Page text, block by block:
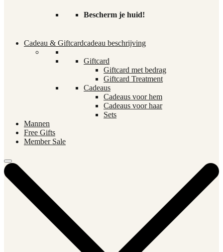
Bescherm je huid!
Cadeau & Giftcardcadeau beschrijving
Giftcard
Giftcard met bedrag
Giftcard Treatment
Cadeaus
Cadeaus voor hem
Cadeaus voor haar
Sets
Mannen
Free Gifts
Member Sale